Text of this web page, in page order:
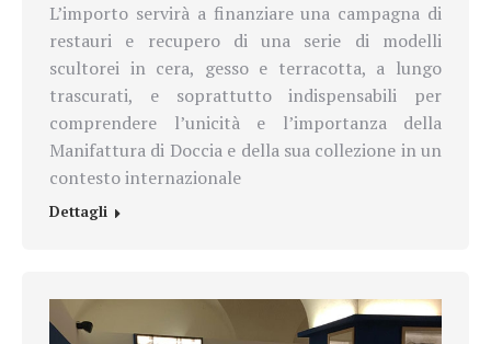
L’importo servirà a finanziare una campagna di
restauri e recupero di una serie di modelli
scultorei in cera, gesso e terracotta, a lungo
trascurati, e soprattutto indispensabili per
comprendere l’unicità e l’importanza della
Manifattura di Doccia e della sua collezione in un
contesto internazionale
Dettagli